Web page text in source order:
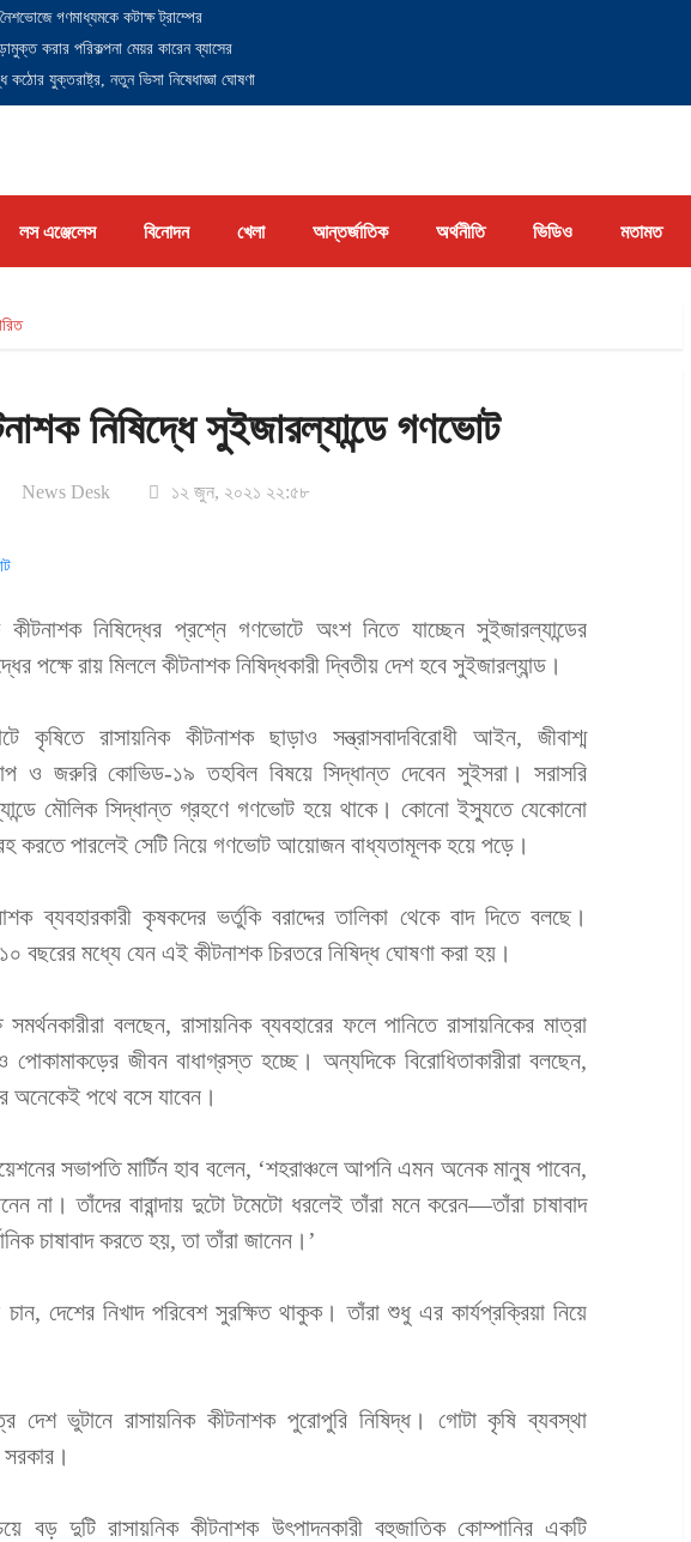
গণমাধ্যমকে কটাক্ষ ট্রাম্পের
করার পরিকল্পনা মেয়র কারেন ব্যাসের
কঠোর যুক্তরাষ্ট্র, নতুন ভিসা নিষেধাজ্ঞা ঘোষণা
লস এঞ্জেলেস বিনোদন খেলা আন্তর্জাতিক অর্থনীতি ভিডিও মতামত
নিষিদ্ধে সুইজারল্যান্ডে গণভোট
News Desk ১২ জুন, ২০২১ ২২:৫৮
কীটনাশক নিষিদ্ধের প্রশ্নে গণভোটে অংশ নিতে যাচ্ছেন সুইজারল্যান্ডের
পক্ষে রায় মিললে কীটনাশক নিষিদ্ধকারী দ্বিতীয় দেশ হবে সুইজারল্যান্ড।
কৃষিতে রাসায়নিক কীটনাশক ছাড়াও সন্ত্রাসবাদবিরোধী আইন, জীবাশ্ম
ও জরুরি কোভিড-১৯ তহবিল বিষয়ে সিদ্ধান্ত দেবেন সুইসরা। সরাসরি
মৌলিক সিদ্ধান্ত গ্রহণে গণভোট হয়ে থাকে। কোনো ইস্যুতে যেকোনো
করতে পারলেই সেটি নিয়ে গণভোট আয়োজন বাধ্যতামূলক হয়ে পড়ে।
ব্যবহারকারী কৃষকদের ভর্তুকি বরাদ্দের তালিকা থেকে বাদ দিতে বলছে।
বছরের মধ্যে যেন এই কীটনাশক চিরতরে নিষিদ্ধ ঘোষণা করা হয়।
সমর্থনকারীরা বলছেন, রাসায়নিক ব্যবহারের ফলে পানিতে রাসায়নিকের মাত্রা
পোকামাকড়ের জীবন বাধাগ্রস্ত হচ্ছে। অন্যদিকে বিরোধিতাকারীরা বলছেন,
অনেকেই পথে বসে যাবেন।
সভাপতি মার্টিন হাব বলেন, ‘শহরাঞ্চলে আপনি এমন অনেক মানুষ পাবেন,
না। তাঁদের বারান্দায় দুটো টমেটো ধরলেই তাঁরা মনে করেন—তাঁরা চাষাবাদ
চাষাবাদ করতে হয়, তা তাঁরা জানেন।’
চান, দেশের নিখাদ পরিবেশ সুরক্ষিত থাকুক। তাঁরা শুধু এর কার্যপ্রক্রিয়া নিয়ে
দেশ ভুটানে রাসায়নিক কীটনাশক পুরোপুরি নিষিদ্ধ। গোটা কৃষি ব্যবস্থা
সরকার।
বড় দুটি রাসায়নিক কীটনাশক উৎপাদনকারী বহুজাতিক কোম্পানির একটি